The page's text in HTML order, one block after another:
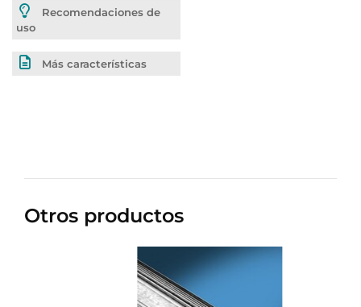
Recomendaciones de
uso
Más características
Otros productos